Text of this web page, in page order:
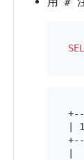
|
|